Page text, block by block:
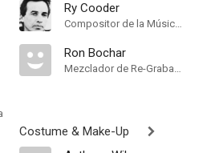
Ry Cooder
Compositor de la Música Original
Ron Bochar
Mezclador de Re-Grabación de Sonido
Costume & Make-Up